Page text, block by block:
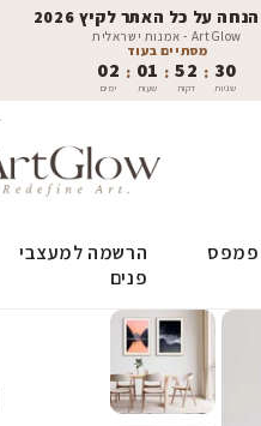
ArtGlow - אמנות ישראלית
מסתיים בעוד
02
ימים
: 01
שעות
: 52
דקות
: 29
שניות
פמפס
הרשמה למעצבי
פנים